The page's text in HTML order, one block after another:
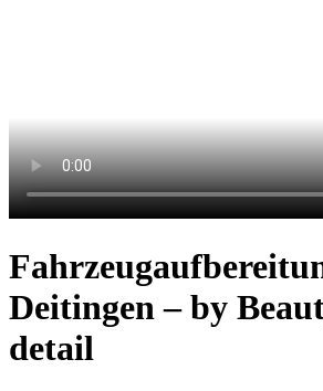
Deitingen – by
detail